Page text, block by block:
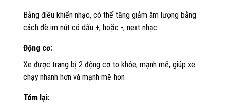
Bảng điều khiển nhạc, có thể tăng giảm âm lượng bằng
cách đè im nút có dấu +, hoặc -, next nhạc
Động cơ:
Xe được trang bị 2 động cơ to khỏe, mạnh mẽ, giúp xe
chạy nhanh hơn và mạnh mẽ hơn
Tóm lại: